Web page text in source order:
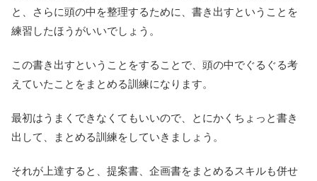
と、さらに頭の中を整理するために、書き出すということを
練習したほうがいいでしょう。
この書き出すということをすることで、頭の中でぐるぐる考
えていたことをまとめる訓練になります。
最初はうまくできなくてもいいので、とにかくちょっと書き
出して、まとめる訓練をしていきましょう。
それが上達すると、提案書、企画書をまとめるスキルも併せ